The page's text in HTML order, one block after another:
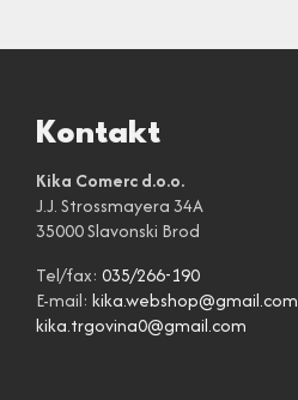
Kontakt
Kika Comerc d.o.o.
J.J. Strossmayera 34A
35000 Slavonski Brod
Tel/fax: 035/266-190
E-mail: kika.webshop@gmail.com
kika.trgovina0@gmail.com